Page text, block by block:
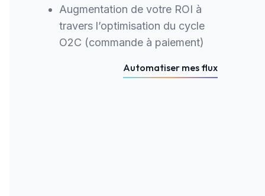
Augmentation de votre ROI à
travers l’optimisation du cycle
O2C (commande à paiement)
Automatiser mes flux